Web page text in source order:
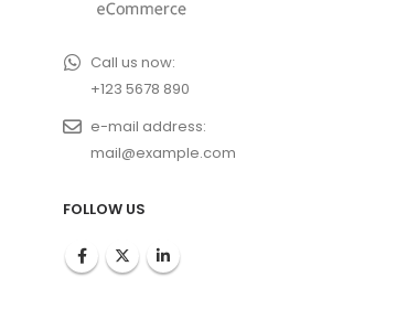
Call us now:
+123 5678 890
e-mail address:
mail@example.com
FOLLOW US